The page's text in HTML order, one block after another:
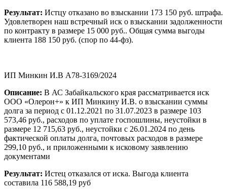
Результат: Истцу отказано во взыскании 173 150 руб. штрафа.
Удовлетворен наш встречный иск о взыскании задолженности
по контракту в размере 15 000 руб.. Общая сумма выгоды
клиента 188 150 руб. (спор по 44-фз).
ИП Минкин И.В А78-3169/2024
Описание: В АС Забайкальского края рассматривается иск
ООО «Олерон+» к ИП Минкину И.В. о взыскании суммы
долга за период с 01.12.2021 по 31.07.2023 в размере 103
573,46 руб., расходов по уплате госпошлины, неустойки в
размере 12 715,63 руб., неустойки с 26.01.2024 по день
фактической оплаты долга, почтовых расходов в размере
299,10 руб., и приложенными к исковому заявлению
документами
Результат: Истец отказался от иска. Выгода клиента
составила 116 588,19 руб